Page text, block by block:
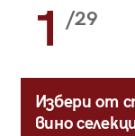
1 /29
Избери от
вино